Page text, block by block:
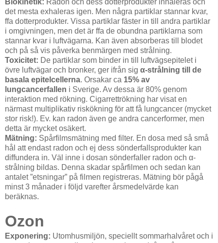
Biokinetik: Radon och dess dotterprodukter inhaleras och
det mesta exhaleras igen. Men några partiklar stannar kvar,
ffa dotterprodukter. Vissa partiklar fäster in till andra partiklar
i omgivningen, men det är ffa de obundna partiklarna som
stannar kvar i luftvägarna. Kan även absorberas till blodet
och på så vis påverka benmärgen med strålning.
Toxicitet: De partiklar som binder in till luftvägsepitelet i
övre luftvägar och bronker, ger ifrån sig α-strålning till de
basala epitelcellerna. Orsakar ca 15% av
lungcancerfallen i Sverige. Av dessa är 80% genom
interaktion med rökning. Cigarrettrökning har visat en
närmast multiplikativ riskökning för att få lungcancer (mycket
stor risk!). Ev. kan radon även ge andra cancerformer, men
detta är mycket osäkert.
Mätning: Spårfilmsmätning med filter. En dosa med så små
hål att endast radon och ej dess sönderfallsprodukter kan
diffundera in. Väl inne i dosan sönderfaller radon och α-
strålning bildas. Denna skadar spårfilmen och sedan kan
antalet ”etsningar” på filmen registreras. Mätning bör pågå
minst 3 månader i följd varefter årsmedelvärde kan
beräknas.
Ozon
Exponering: Utomhusmiljön, speciellt sommarhalvåret och i